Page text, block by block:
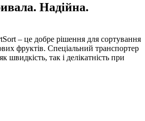
Надійна.
– це добре рішення для сортування
фруктів. Спеціальний транспортер
швидкість, так і делікатність при